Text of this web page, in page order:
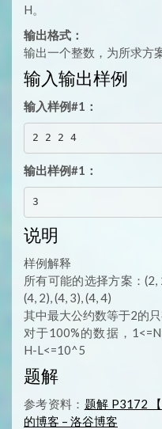
H。
输出格式：
输出一个整数，为所求方
输入输出样例
输入样例#1：
2 2 2 4
输出样例#1：
说明
样例解释
所有可能的选择方案：(2,
(4, 2), (4, 3), (4, 4)
其中最大公约数等于2的只
对于100%的数据，
H-L<=10^5
题解
参考资料： 题解 P3172
的博客 – 洛谷博客